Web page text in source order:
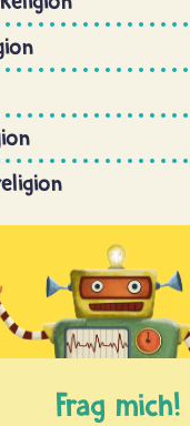
Frag mich!